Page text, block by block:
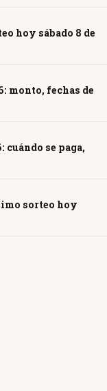
hoy sábado 8 de
monto, fechas de
cuándo se paga,
sorteo hoy